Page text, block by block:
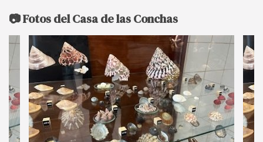
📷 Fotos del Casa de las Conchas